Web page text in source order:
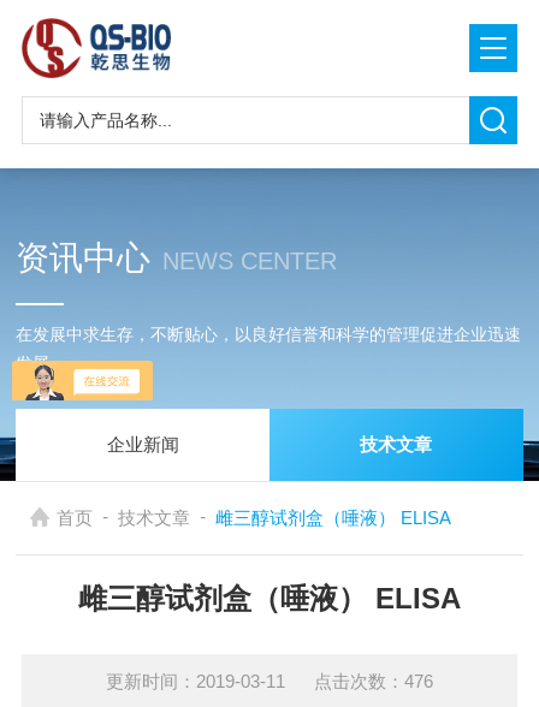
资讯中心 NEWS CENTER
在发展中求生存，不断贴心，以良好信誉和科学的管理促进企业迅速
发展
企业新闻 技术文章
首页 - 技术文章 - 雌三醇试剂盒（唾液） ELISA
雌三醇试剂盒（唾液） ELISA
更新时间：2019-03-11 点击次数：476